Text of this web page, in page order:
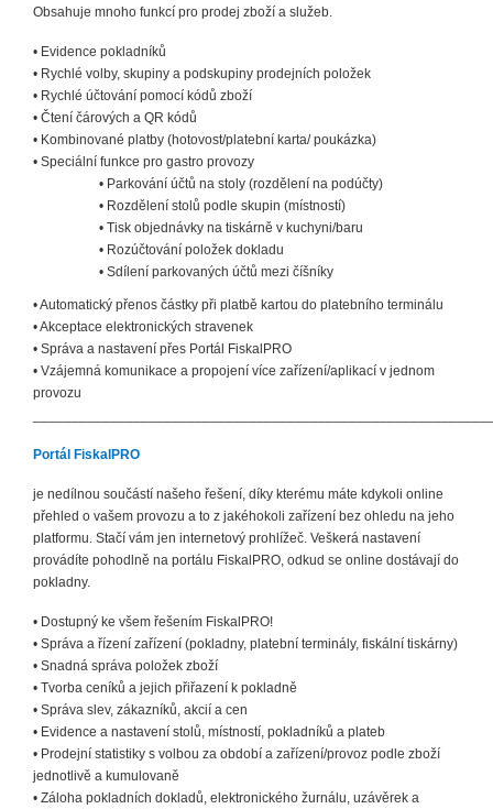
Obsahuje mnoho funkcí pro prodej zboží a služeb.
• Evidence pokladníků
• Rychlé volby, skupiny a podskupiny prodejních položek
• Rychlé účtování pomocí kódů zboží
• Čtení čárových a QR kódů
• Kombinované platby (hotovost/platební karta/ poukázka)
• Speciální funkce pro gastro provozy
• Parkování účtů na stoly (rozdělení na podúčty)
• Rozdělení stolů podle skupin (místností)
• Tisk objednávky na tiskárně v kuchyni/baru
• Rozúčtování položek dokladu
• Sdílení parkovaných účtů mezi číšníky
• Automatický přenos částky při platbě kartou do platebního terminálu
• Akceptace elektronických stravenek
• Správa a nastavení přes Portál FiskalPRO
• Vzájemná komunikace a propojení více zařízení/aplikací v jednom
provozu
Portál FiskalPRO
je nedílnou součástí našeho řešení, díky kterému máte kdykoli online
přehled o vašem provozu a to z jakéhokoli zařízení bez ohledu na jeho
platformu. Stačí vám jen internetový prohlížeč. Veškerá nastavení
provádíte pohodlně na portálu FiskalPRO, odkud se online dostávají do
pokladny.
• Dostupný ke všem řešením FiskalPRO!
• Správa a řízení zařízení (pokladny, platební terminály, fiskální tiskárny)
• Snadná správa položek zboží
• Tvorba ceníků a jejich přiřazení k pokladně
• Správa slev, zákazníků, akcií a cen
• Evidence a nastavení stolů, místností, pokladníků a plateb
• Prodejní statistiky s volbou za období a zařízení/provoz podle zboží
jednotlivě a kumulovaně
• Záloha pokladních dokladů, elektronického žurnálu, uzávěrek a